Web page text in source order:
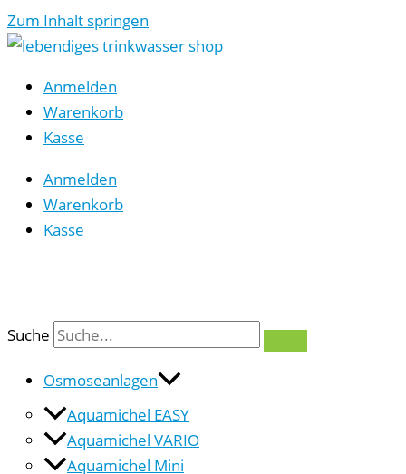
Zum Inhalt springen
Anmelden
Warenkorb
Kasse
Anmelden
Warenkorb
Kasse
Suche
Osmoseanlagen
Aquamichel EASY
Aquamichel VARIO
Aquamichel Mini